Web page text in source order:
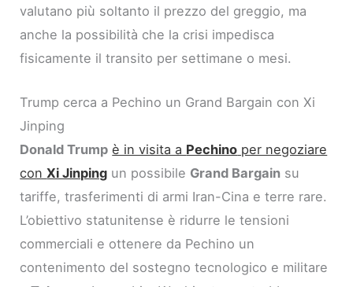
valutano più soltanto il prezzo del greggio, ma
anche la possibilità che la crisi impedisca
fisicamente il transito per settimane o mesi.
Trump cerca a Pechino un Grand Bargain con Xi
Jinping
Donald Trump è in visita a Pechino per negoziare
conXi Jinping un possibile Grand Bargain su
tariffe, trasferimenti di armi Iran-Cina e terre rare.
L’obiettivo statunitense è ridurre le tensioni
commerciali e ottenere da Pechino un
contenimento del sostegno tecnologico e militare